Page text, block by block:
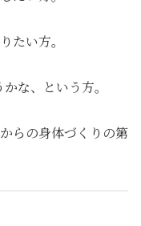
たい方。
な、という方。
らの身体づくりの第